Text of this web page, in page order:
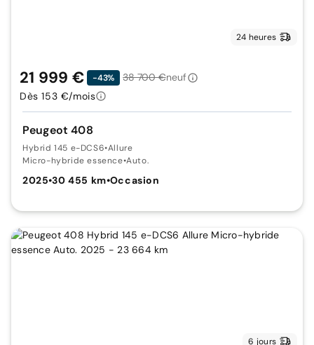
24 heures
Peugeot 408
Hybrid 145 e-DCS6•Allure
Micro-hybride essence•Auto.
2025•30 455 km•Occasion
21 999 € -43% 38 700 €neuf
Dès 153 €/mois
6 jours